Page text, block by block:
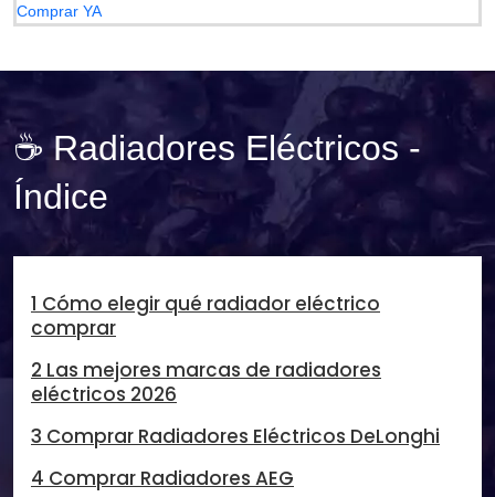
Comprar YA
☕ Radiadores Eléctricos -
Índice
1 Cómo elegir qué radiador eléctrico
comprar
2 Las mejores marcas de radiadores
eléctricos 2026
3 Comprar Radiadores Eléctricos DeLonghi
4 Comprar Radiadores AEG